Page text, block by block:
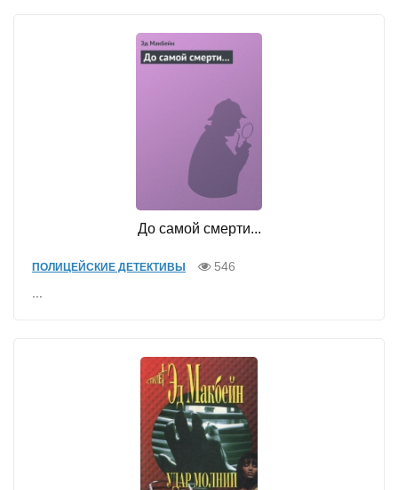
До самой смерти...
ПОЛИЦЕЙСКИЕ ДЕТЕКТИВЫ
546